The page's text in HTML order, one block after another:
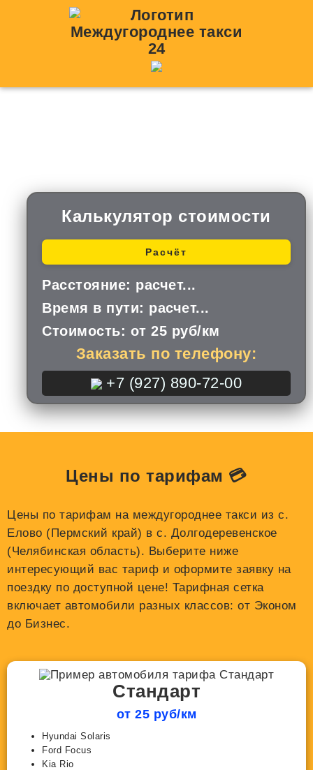
Калькулятор стоимости
Расчёт
Расстояние: расчет...
Время в пути: расчет...
Стоимость: от 25 руб/км
Заказать по телефону:
+7 (927) 890-72-00
Цены по тарифам 💳
Цены по тарифам на междугороднее такси из с.
Елово (Пермский край) в с. Долгодеревенское
(Челябинская область). Выберите ниже
интересующий вас тариф и оформите заявку на
поездку по доступной цене! Тарифная сетка
включает автомобили разных классов: от Эконом
до Бизнес.
Стандарт
от 25 руб/км
Hyundai Solaris
Ford Focus
Kia Rio